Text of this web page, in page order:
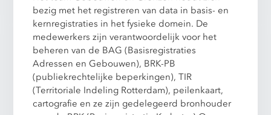
bezig met het registreren van data in basis- en
kernregistraties in het fysieke domein. De
medewerkers zijn verantwoordelijk voor het
beheren van de BAG (Basisregistraties
Adressen en Gebouwen), BRK-PB
(publiekrechtelijke beperkingen), TIR
(Territoriale Indeling Rotterdam), peilenkaart,
cartografie en ze zijn gedelegeerd bronhouder